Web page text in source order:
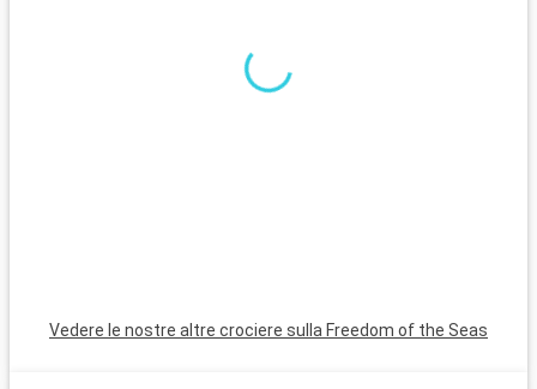
barriere coralline di Key Largo offrono un'esperienza
subacquea indimenticabile. Queste destinazioni nei dintorni di
Miami rivelano la bellezza naturale e la diversità culturale della
Vedere le nostre altre crociere sulla Freedom of the Seas